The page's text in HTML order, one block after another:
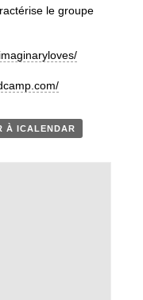
le groupe
À ICALENDAR